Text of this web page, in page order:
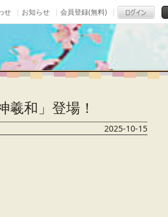
せ お知らせ 会員登録(無料)
和」登場！
2025-10-15